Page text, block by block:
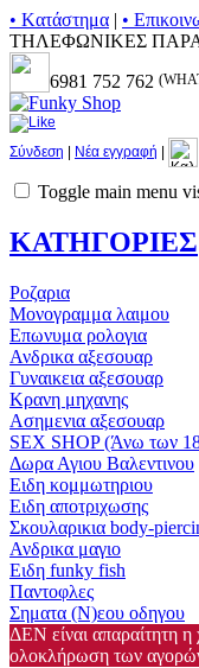
• Kατάστημα | •
ΤΗΛΕΦΩΝΙΚΕΣ
6981 752 762
Σύνδεση Νέα εγγραφή
Toggle main menu
ΚΑΤΗΓΟΡΙΕΣ
Ροζαρια
Μονογραμμα λαιμου
Επωνυμα ρολογια
Ανδρικα αξεσουαρ
Γυναικεια αξεσουαρ
Κρανη μηχανης
Ασημενια αξεσουαρ
SEX SHOP (Άνω των
Δωρα Αγιου Βαλεντινου
Ειδη κομμωτηριου
Ειδη αποτριχωσης
Σκουλαρικια body-
Ανδρικα μαγιο
Ειδη funky fish
Παντοφλες
Σηματα (Ν)εου οδηγου
ΔΕΝ είναι απαραίτητη η
ολοκλήρωση των